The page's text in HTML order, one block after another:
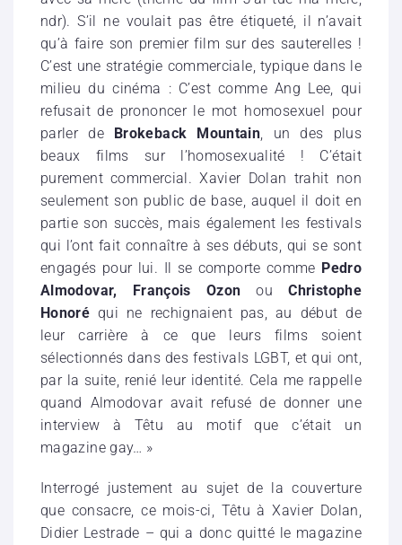
ndr). S’il ne voulait pas être étiqueté, il n’avait
qu’à faire son premier film sur des sauterelles !
C’est une stratégie commerciale, typique dans le
milieu du cinéma : C’est comme Ang Lee, qui
refusait de prononcer le mot homosexuel pour
parler de Brokeback Mountain , un des plus
beaux films sur l’homosexualité ! C’était
purement commercial. Xavier Dolan trahit non
seulement son public de base, auquel il doit en
partie son succès, mais également les festivals
qui l’ont fait connaître à ses débuts, qui se sont
engagés pour lui. Il se comporte comme Pedro
Almodovar, François Ozon ouChristophe
Honoré qui ne rechignaient pas, au début de
leur carrière à ce que leurs films soient
sélectionnés dans des festivals LGBT, et qui ont,
par la suite, renié leur identité. Cela me rappelle
quand Almodovar avait refusé de donner une
interview à Têtu au motif que c’était un
magazine gay… »
Interrogé justement au sujet de la couverture
que consacre, ce mois-ci, Têtu à Xavier Dolan,
Didier Lestrade – qui a donc quitté le magazine